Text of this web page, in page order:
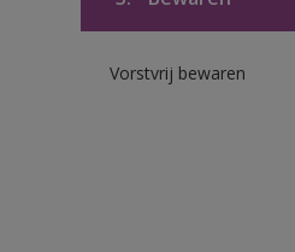
Vorstvrij bewaren